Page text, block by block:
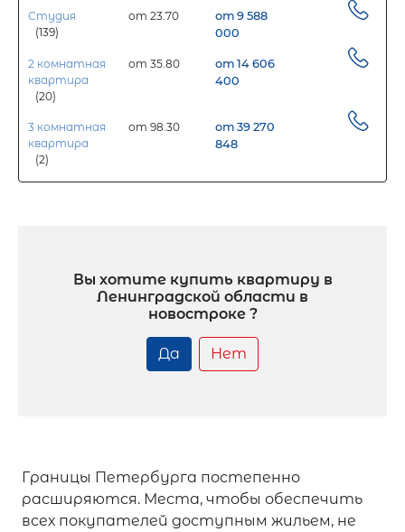
Студия
(139)
от 23.70
от 9 588
000
2 комнатная
квартира
(20)
от 35.80
от 14 606
400
3 комнатная
квартира
(2)
от 98.30
от 39 270
848
Вы хотите купить квартиру в
Ленинградской области в
новостроке ?
Да Нет
Границы Петербурга постепенно
расширяются. Места, чтобы обеспечить
всех покупателей доступным жильем, не